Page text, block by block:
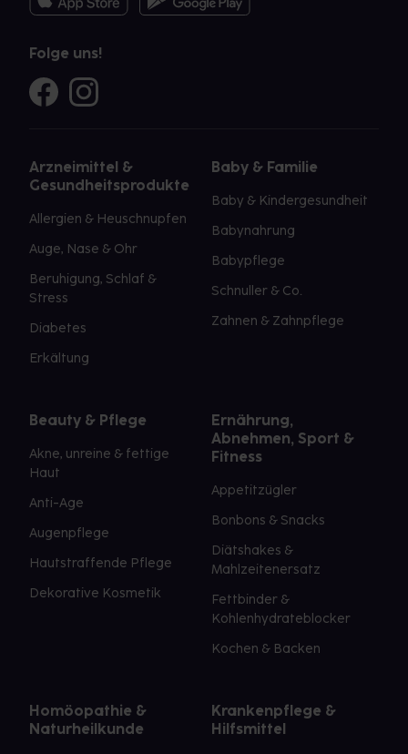
Folge uns!
Arzneimittel &
Gesundheitsprodukte
Allergien & Heuschnupfen
Auge, Nase & Ohr
Beruhigung, Schlaf &
Stress
Diabetes
Erkältung
Baby & Familie
Baby & Kindergesundheit
Babynahrung
Babypflege
Schnuller & Co.
Zahnen & Zahnpflege
Beauty & Pflege
Akne, unreine & fettige
Haut
Anti-Age
Augenpflege
Hautstraffende Pflege
Dekorative Kosmetik
Ernährung,
Abnehmen, Sport &
Fitness
Appetitzügler
Bonbons & Snacks
Diätshakes &
Mahlzeitenersatz
Fettbinder &
Kohlenhydrateblocker
Kochen & Backen
Homöopathie &
Naturheilkunde
Krankenpflege &
Hilfsmittel